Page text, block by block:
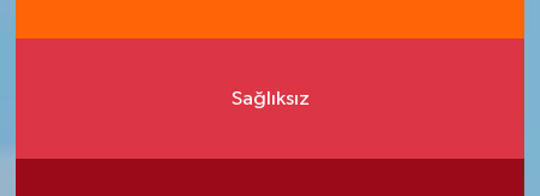
Sağlıksız